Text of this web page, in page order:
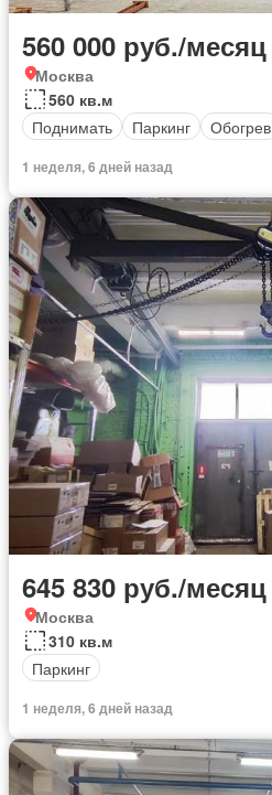
560 000 руб./месяц
Москва
560 кв.м
Поднимать
Паркинг Обогрев
1 неделя, 6 дней назад
645 830 руб./месяц
Москва
310 кв.м
Паркинг
1 неделя, 6 дней назад